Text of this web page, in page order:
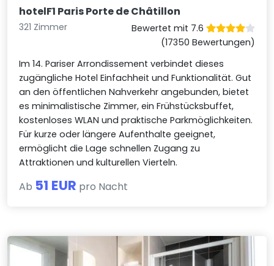
hotelF1 Paris Porte de Châtillon
321 Zimmer
Bewertet mit 7.6
(17350 Bewertungen)
Im 14. Pariser Arrondissement verbindet dieses
zugängliche Hotel Einfachheit und Funktionalität. Gut
an den öffentlichen Nahverkehr angebunden, bietet
es minimalistische Zimmer, ein Frühstücksbuffet,
kostenloses WLAN und praktische Parkmöglichkeiten.
Für kurze oder längere Aufenthalte geeignet,
ermöglicht die Lage schnellen Zugang zu
Attraktionen und kulturellen Vierteln.
Ab 51 EUR pro Nacht